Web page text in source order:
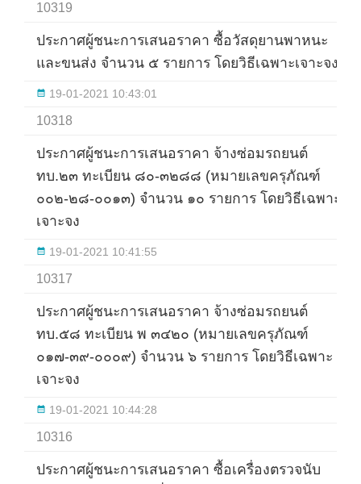
10319
ประกาศผู้ชนะการเสนอราคา ซื้อวัสดุยานพาหนะ
และขนส่ง จำนวน ๕ รายการ โดยวิธีเฉพาะเจาะจง
19-01-2021 10:43:01
10318
ประกาศผู้ชนะการเสนอราคา จ้างซ่อมรถยนต์
ทบ.๒๓ ทะเบียน ๘๐-๓๒๘๘ (หมายเลขครุภัณฑ์
๐๐๒-๒๘-๐๐๑๓) จำนวน ๑๐ รายการ โดยวิธีเฉพาะ
เจาะจง
19-01-2021 10:41:55
10317
ประกาศผู้ชนะการเสนอราคา จ้างซ่อมรถยนต์
ทบ.๕๘ ทะเบียน พ ๓๔๒๐ (หมายเลขครุภัณฑ์
๐๑๗-๓๙-๐๐๐๙) จำนวน ๖ รายการ โดยวิธีเฉพาะ
เจาะจง
19-01-2021 10:44:28
10316
ประกาศผู้ชนะการเสนอราคา ซื้อเครื่องตรวจนับ